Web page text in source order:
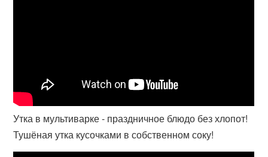
Утка в мультиварке - праздничное блюдо без хлопот!
Тушёная утка кусочками в собственном соку!